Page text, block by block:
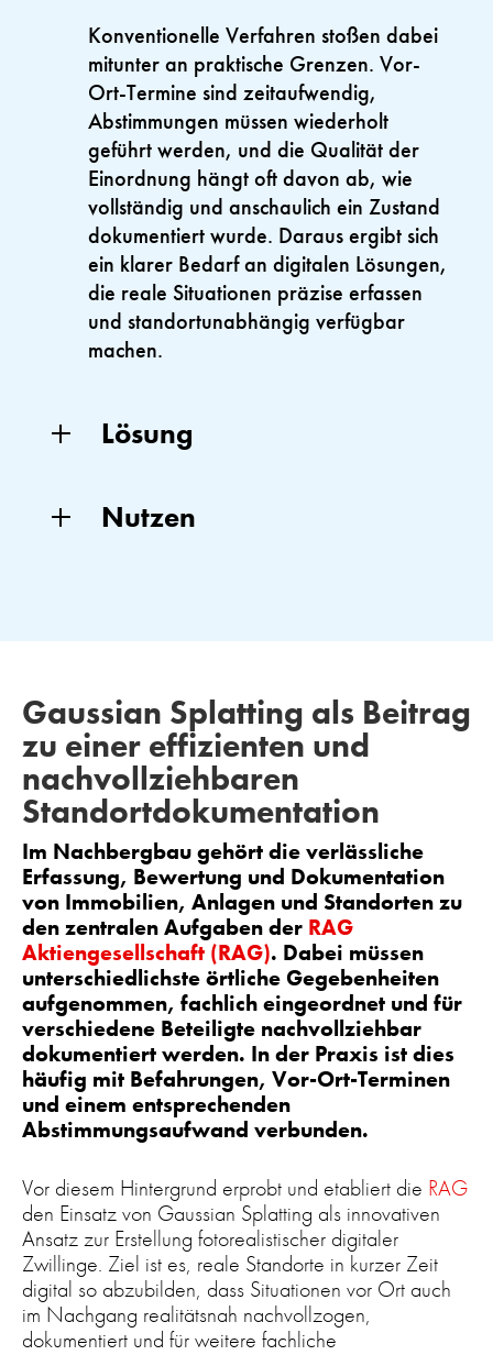
Konventionelle Verfahren stoßen dabei
mitunter an praktische Grenzen. Vor-
Ort-Termine sind zeitaufwendig,
Abstimmungen müssen wiederholt
geführt werden, und die Qualität der
Einordnung hängt oft davon ab, wie
vollständig und anschaulich ein Zustand
dokumentiert wurde. Daraus ergibt sich
ein klarer Bedarf an digitalen Lösungen,
die reale Situationen präzise erfassen
und standortunabhängig verfügbar
machen.
Lösung
Nutzen
Gaussian Splatting als Beitrag
zu einer effizienten und
nachvollziehbaren
Standortdokumentation
Im Nachbergbau gehört die verlässliche
Erfassung, Bewertung und Dokumentation
von Immobilien, Anlagen und Standorten zu
den zentralen Aufgaben der RAG
Aktiengesellschaft (RAG). Dabei müssen
unterschiedlichste örtliche Gegebenheiten
aufgenommen, fachlich eingeordnet und für
verschiedene Beteiligte nachvollziehbar
dokumentiert werden. In der Praxis ist dies
häufig mit Befahrungen, Vor-Ort-Terminen
und einem entsprechenden
Abstimmungsaufwand verbunden.
Vor diesem Hintergrund erprobt und etabliert die RAG
den Einsatz von Gaussian Splatting als innovativen
Ansatz zur Erstellung fotorealistischer digitaler
Zwillinge. Ziel ist es, reale Standorte in kurzer Zeit
digital so abzubilden, dass Situationen vor Ort auch
im Nachgang realitätsnah nachvollzogen,
dokumentiert und für weitere fachliche